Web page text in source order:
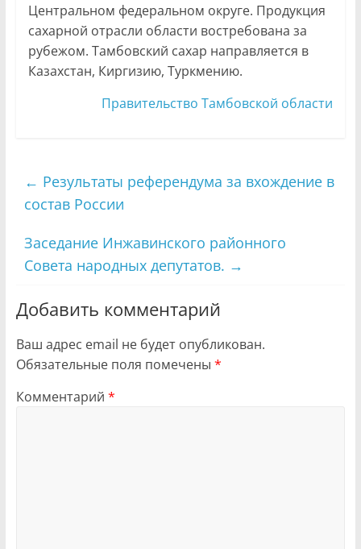
Центральном федеральном округе. Продукция
сахарной отрасли области востребована за
рубежом. Тамбовский сахар направляется в
Казахстан, Киргизию, Туркмению.
Правительство Тамбовской области
← Результаты референдума за вхождение в
состав России
Заседание Инжавинского районного
Совета народных депутатов. →
Добавить комментарий
Ваш адрес email не будет опубликован.
Обязательные поля помечены *
Комментарий *